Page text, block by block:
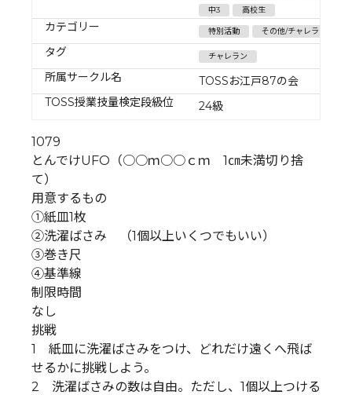
中3
高校生
カテゴリー 特別活動 その他/チャレラン
タグ チャレラン
所属サークル名
TOSSお江戸87の会
TOSS授業技量検定段級位
24級
1079
とんでけUFO（○○ｍ○○ｃｍ 1㎝未満切り捨
て）
用意するもの
➀紙皿1枚
②洗濯ばさみ （1個以上いくつでもいい）
③巻き尺
④基準線
制限時間
なし
挑戦
1 紙皿に洗濯ばさみをつけ、どれだけ遠くへ飛ば
せるかに挑戦しよう。
2 洗濯ばさみの数は自由。ただし、1個以上つける